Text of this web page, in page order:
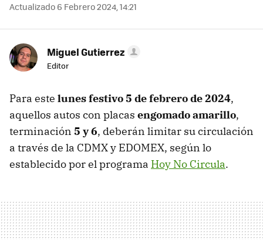
Actualizado 6 Febrero 2024, 14:21
Miguel Gutierrez
Editor
Para este lunes festivo 5 de febrero de 2024,
aquellos autos con placas engomado amarillo,
terminación 5 y 6, deberán limitar su circulación
a través de la CDMX y EDOMEX, según lo
establecido por el programa Hoy No Circula.